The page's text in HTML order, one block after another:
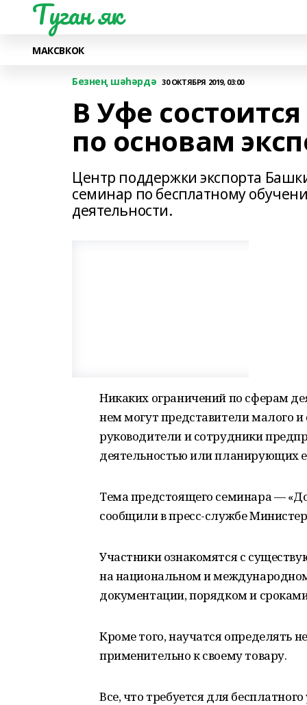
Туган як
МАКСВКОК
Безнең шәһәрдә 30 ОКТЯБРЯ 2019, 03:00
В Уфе
по основам
Центр поддержки экспорта
семинар по бесплатному
деятельности.
Никаких ограничений по сферам
нем могут представители малого
руководители и сотрудники
деятельностью или планирующих
Тема предстоящего семинара —
сообщили в пресс-службе
Участники ознакомятся с
на национальном и
документации, порядком и
Кроме того, научатся определять
применительно к своему товару.
Все, что требуется для